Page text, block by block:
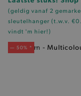
(geldig vanaf 2
sleutelhanger (t.w.v.
vindt 'm hier!)
— 50% *